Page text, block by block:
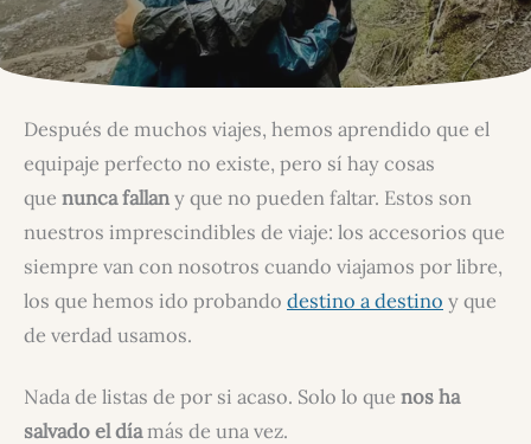
Después de muchos viajes, hemos aprendido que el
equipaje perfecto no existe, pero sí hay cosas
que nunca fallany que no pueden faltar. Estos son
nuestros imprescindibles de viaje: los accesorios que
siempre van con nosotros cuando viajamos por libre,
los que hemos ido probando destino a destino y que
de verdad usamos.
Nada de listas de por si acaso. Solo lo que nos ha
salvado el díamás de una vez.